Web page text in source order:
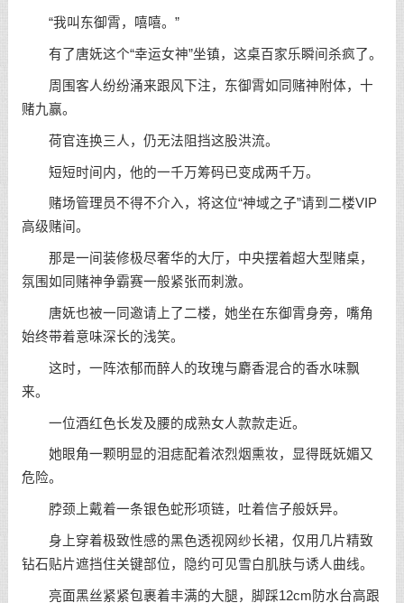
“我叫东御霄，嘻嘻。”
有了唐妩这个“幸运女神”坐镇，这桌百家乐瞬间杀疯了。
周围客人纷纷涌来跟风下注，东御霄如同赌神附体，十
赌九赢。
荷官连换三人，仍无法阻挡这股洪流。
短短时间内，他的一千万筹码已变成两千万。
赌场管理员不得不介入，将这位“神域之子”请到二楼VIP
高级赌间。
那是一间装修极尽奢华的大厅，中央摆着超大型赌桌，
氛围如同赌神争霸赛一般紧张而刺激。
唐妩也被一同邀请上了二楼，她坐在东御霄身旁，嘴角
始终带着意味深长的浅笑。
这时，一阵浓郁而醉人的玫瑰与麝香混合的香水味飘
来。
一位酒红色长发及腰的成熟女人款款走近。
她眼角一颗明显的泪痣配着浓烈烟熏妆，显得既妩媚又
危险。
脖颈上戴着一条银色蛇形项链，吐着信子般妖异。
身上穿着极致性感的黑色透视网纱长裙，仅用几片精致
钻石贴片遮挡住关键部位，隐约可见雪白肌肤与诱人曲线。
亮面黑丝紧紧包裹着丰满的大腿，脚踩12cm防水台高跟